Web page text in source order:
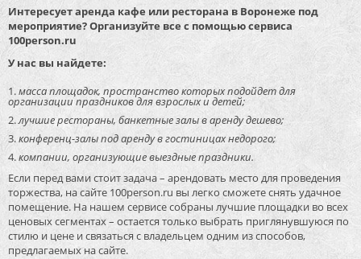
Интересует аренда кафе или ресторана в Воронеже под
мероприятие? Организуйте все с помощью сервиса
100person.ru
У нас вы найдете:
масса площадок, пространство которых подойдет для
организации праздников для взрослых и детей;
лучшие рестораны, банкетные залы в аренду дешево;
конференц-залы под аренду в гостиницах недорого;
компании, организующие выездные праздники.
Если перед вами стоит задача – арендовать место для проведения
торжества, на сайте 100person.ru вы легко сможете снять удачное
помещение. На нашем сервисе собраны лучшие площадки во всех
ценовых сегментах – остается только выбрать приглянувшуюся по
стилю и цене и связаться с владельцем одним из способов,
предлагаемых на сайте.